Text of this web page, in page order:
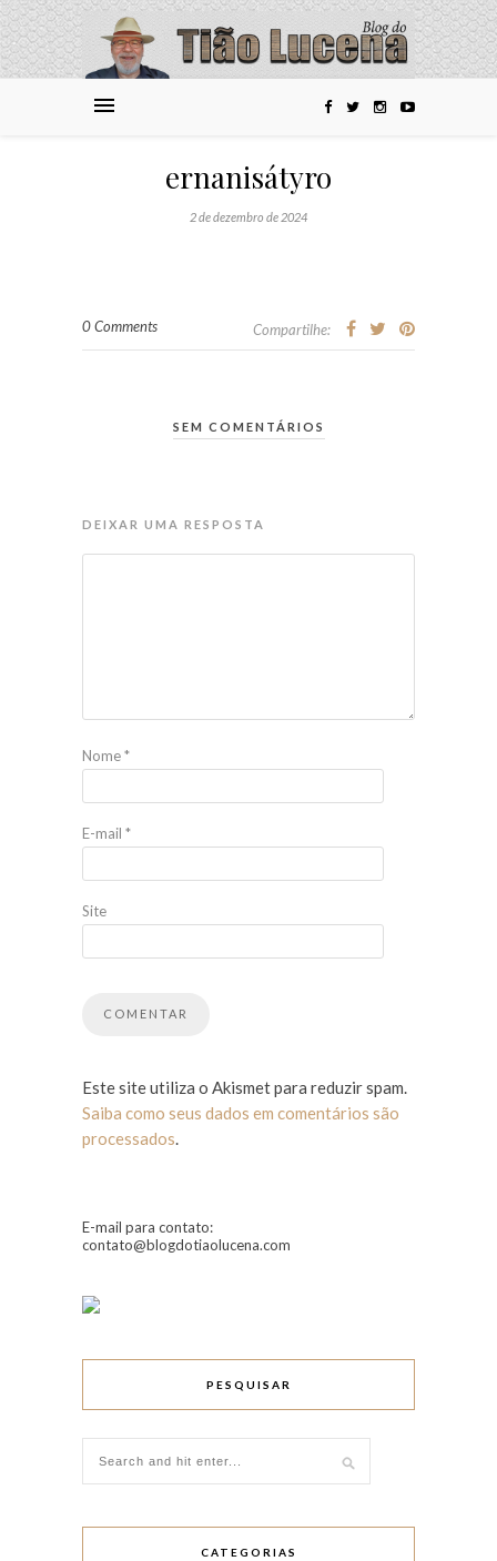
ernanisátyro
2 de dezembro de 2024
0 Comments Compartilhe:
SEM COMENTÁRIOS
DEIXAR UMA RESPOSTA
Nome*
E-mail *
Site
Este site utiliza o Akismet para reduzir spam.
Saiba como seus dados em comentários são
processados.
E-mail para contato:
contato@blogdotiaolucena.com
PESQUISAR
CATEGORIAS